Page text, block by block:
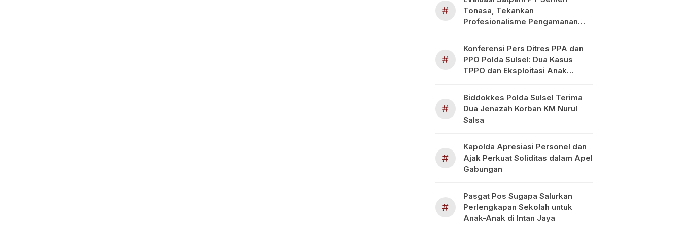
#
Tonasa, Tekankan
Profesionalisme Pengamanan
#
Konferensi Pers Ditres PPA dan
PPO Polda Sulsel: Dua Kasus
TPPO dan Eksploitasi Anak
#
Biddokkes Polda Sulsel Terima
Dua Jenazah Korban KM Nurul
Salsa
#
Kapolda Apresiasi Personel dan
Ajak Perkuat Soliditas dalam Apel
Gabungan
#
Pasgat Pos Sugapa Salurkan
Perlengkapan Sekolah untuk
Anak-Anak di Intan Jaya